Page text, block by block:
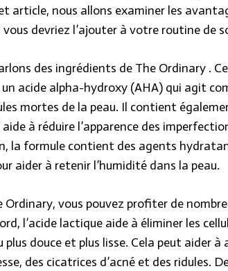
article, nous allons examiner les
vous devriez l’ajouter à votre routine de
des ingrédients de The Ordinary.
un acide alpha-hydroxy (AHA) qui agit
mortes de la peau. Il contient
à réduire l’apparence des
la formule contient des agents
aider à retenir l’humidité dans la peau.
Ordinary, vous pouvez profiter de
l’acide lactique aide à éliminer les
plus douce et plus lisse. Cela peut aider à
des cicatrices d’acné et des ridules.